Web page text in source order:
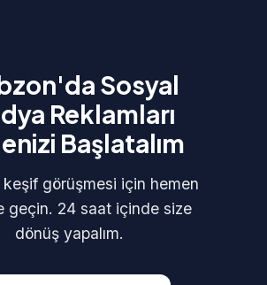
Sosyal
Reklamları
Başlatalım
görüşmesi için hemen
geçin. 24 saat içinde size
dönüş yapalım.